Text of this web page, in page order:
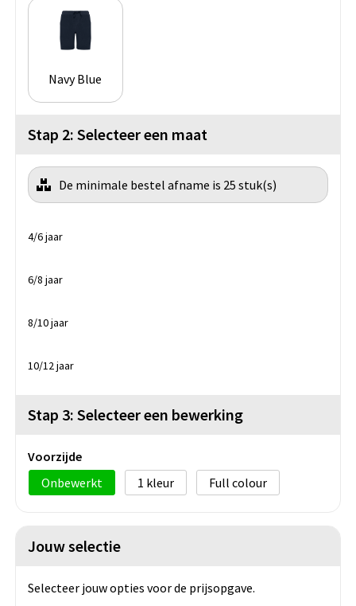
Navy Blue
Stap 2: Selecteer een maat
De minimale bestel afname is 25 stuk(s)
4/6 jaar
6/8 jaar
8/10 jaar
10/12 jaar
Stap 3: Selecteer een bewerking
Voorzijde
Onbewerkt
1 Full colour
Jouw selectie
Selecteer jouw opties voor de prijsopgave.